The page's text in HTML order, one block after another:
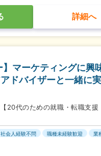
詳細へ
】マーケティングに興
ドバイザーと一緒に
20代のための就職・転職支援
会人経験不問 職種未経験歓迎
業